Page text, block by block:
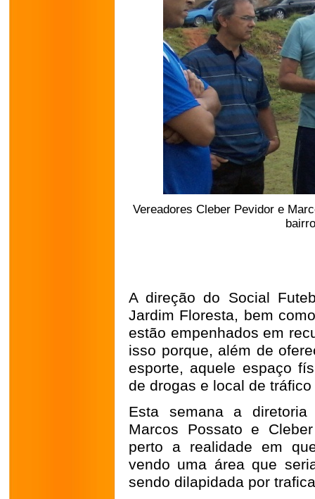
Vereadores Cleber Pevidor e
A direção do Social
Jardim Floresta, bem
estão empenhados em
isso porque, além de
esporte, aquele espaço
de drogas e local de
Esta semana a
Marcos Possato e
perto a realidade em
vendo uma área que
sendo dilapidada por